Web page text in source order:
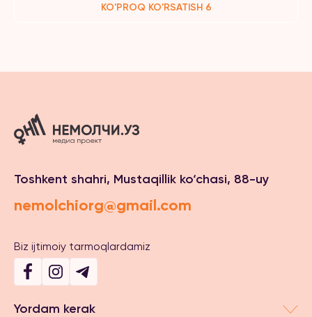
KO'PROQ KO'RSATISH 6
Toshkent shahri, Mustaqillik ko‘chasi, 88-uy
nemolchiorg@gmail.com
Biz ijtimoiy tarmoqlardamiz
Yordam kerak